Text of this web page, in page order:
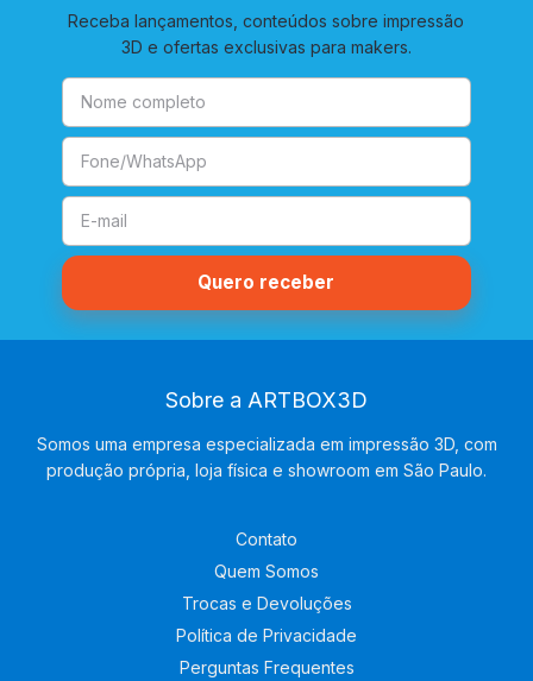
Receba lançamentos, conteúdos sobre impressão
3D e ofertas exclusivas para makers.
Sobre a ARTBOX3D
Somos uma empresa especializada em impressão 3D, com
produção própria, loja física e showroom em São Paulo.
Contato
Quem Somos
Trocas e Devoluções
Política de Privacidade
Perguntas Frequentes